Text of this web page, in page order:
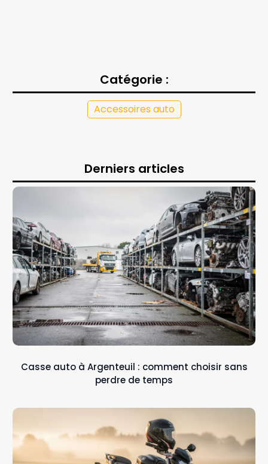
Catégorie :
Accessoires auto
Derniers articles
Casse auto à Argenteuil : comment choisir sans
perdre de temps